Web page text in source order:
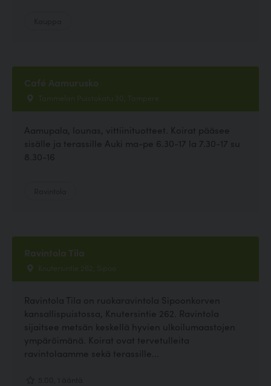
Café Aamurusko
Tammelan Puistokatu 30, Tampere
Aamupala, lounas, vittiinituotteet. Koirat pääsee
sisälle ja terassille Auki ma-pe 6.30-17 la 7.30-17 su
8.30-16
Ravintola Tila
Knutersintie 262, Sipoo
Ravintola Tila on ruokaravintola Sipoonkorven
kansallispuistossa, Knutersintie 262. Ravintola
sijaitsee metsän keskellä hyvien ulkoilumaastojen
ympäröimänä. Koirat ovat tervetulleita
ravintolaamme sekä terassille...